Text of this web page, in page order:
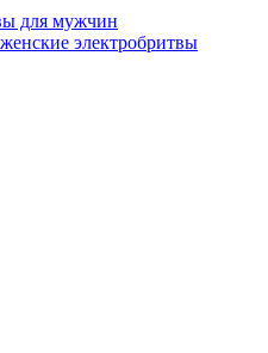
для мужчин
электробритвы